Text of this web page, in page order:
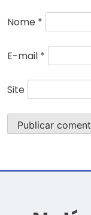
Nome *
E-mail *
Site